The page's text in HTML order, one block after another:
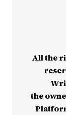
All the
the